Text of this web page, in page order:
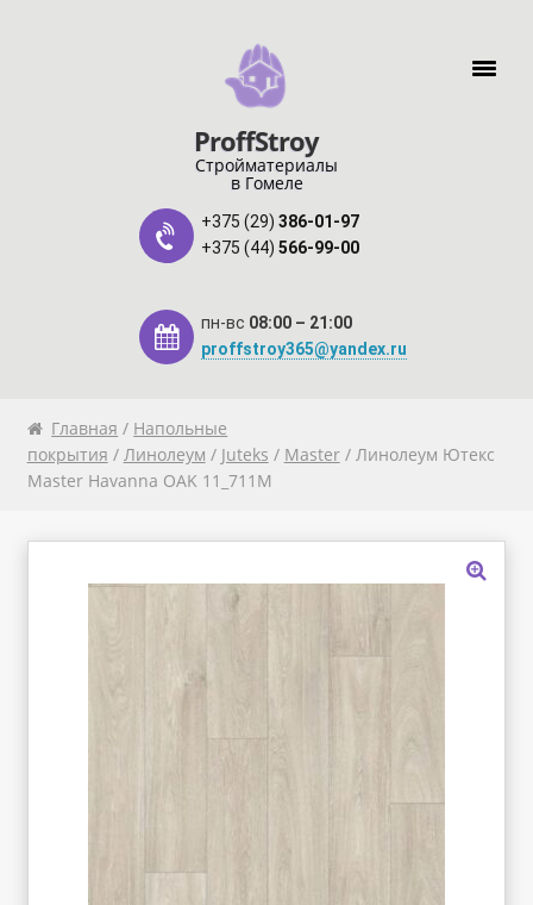
Перейти к содержимому
ProffStroy
Стройматериалы
в Гомеле
+375 (29) 386-01-97
+375 (44) 566-99-00
пн-вс 08:00 – 21:00
proffstroy365@yandex.ru
Главная
«SMART Карта»
«Карта Покупок»
Главная / Напольные
покрытия / Линолеум / Juteks / Master/ Линолеум Ютекс
Master Havanna OAK 11_711M